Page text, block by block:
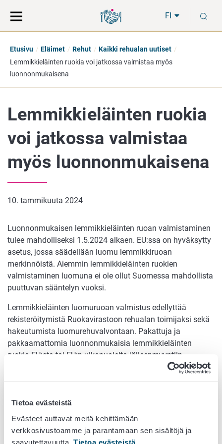
Tietoa evästeistä
Evästeet auttavat meitä kehittämään
verkkosivustoamme ja parantamaan sen sisältöjä ja
saavutettavuutta. Tietoa evästeistä
suoraan
sisältöön
koko
sivuston
FI
Etusivu Eläimet Rehut
Kaikki rehualan uutiset
Lemmikkieläinten ruokia voi jatkossa valmistaa myös
luonnonmukaisena
Lemmikkieläinten ruokia
voi jatkossa valmistaa
myös luonnonmukaisena
10. tammikuuta 2024
Luonnonmukaisen lemmikkieläinten ruoan valmistaminen
tulee mahdolliseksi 1.5.2024 alkaen. EU:ssa on hyväksytty
asetus, jossa säädellään luomu lemmikkiruoan
merkinnöistä. Aiemmin lemmikkieläinten ruokien
valmistaminen luomuna ei ole ollut Suomessa mahdollista
puuttuvan sääntelyn vuoksi.
Lemmikkieläinten luomuruoan valmistus edellyttää
rekisteröitymistä Ruokavirastoon rehualan toimijaksi sekä
hakeutumista luomurehuvalvontaan. Pakattuja ja
pakkaamattomia luonnonmukaisia lemmikkieläinten
ruokia EU:sta tai EU:n ulkopuolelta jälleenmyyntiin
maahantuovien yritysten tarvitsee myös rekisteröityä
myyvien yksittäisten vähittäiskauppojen ei tarvitse
rekisteröityä eikä hakeutua luomurehuvalvontaan.
Luonnonmukaisen lemmikkieläinten ruoan